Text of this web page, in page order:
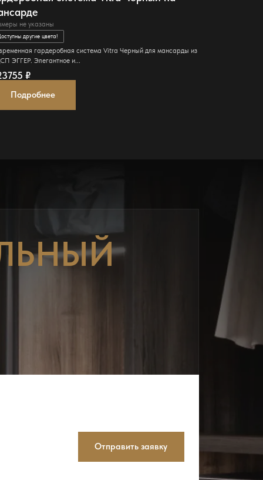
не указаны
другие цвета!
гардеробная система Vitra Черный для мансарды из
ЭГГЕР. Элегантное и...
₽
Подробнее
Отправить заявку